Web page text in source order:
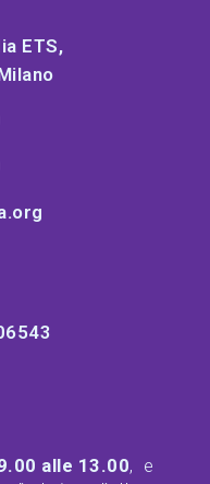
ETS,
alle 13.00, e